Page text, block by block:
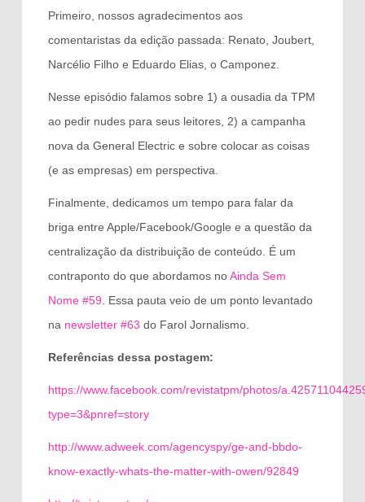
Primeiro, nossos agradecimentos aos
comentaristas da edição passada: Renato, Joubert,
Narcélio Filho e Eduardo Elias, o Camponez.
Nesse episódio falamos sobre 1) a ousadia da TPM
ao pedir nudes para seus leitores, 2) a campanha
nova da General Electric e sobre colocar as coisas
(e as empresas) em perspectiva.
Finalmente, dedicamos um tempo para falar da
briga entre Apple/Facebook/Google e a questão da
centralização da distribuição de conteúdo. É um
contraponto do que abordamos noAinda Sem
Nome #59 . Essa pauta veio de um ponto levantado
na newsletter #63 do Farol Jornalismo.
Referências dessa postagem:
https://www.facebook.com/revistatpm/photos/
type=3&pnref=story
http://www.adweek.com/agencyspy/ge-and-bbdo-
know-exactly-whats-the-matter-with-owen/92849